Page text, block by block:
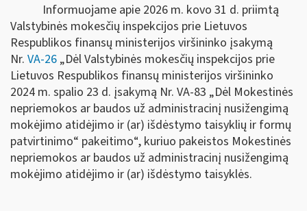
Informuojame apie 2026 m. kovo 31 d. priimtą
Valstybinės mokesčių inspekcijos prie Lietuvos
Respublikos finansų ministerijos viršininko įsakymą
Nr. VA-26 „Dėl Valstybinės mokesčių inspekcijos prie
Lietuvos Respublikos finansų ministerijos viršininko
2024 m. spalio 23 d. įsakymą Nr. VA-83 „Dėl Mokestinės
nepriemokos ar baudos už administracinį nusižengimą
mokėjimo atidėjimo ir (ar) išdėstymo taisyklių ir formų
patvirtinimo“ pakeitimo“, kuriuo pakeistos Mokestinės
nepriemokos ar baudos už administracinį nusižengimą
mokėjimo atidėjimo ir (ar) išdėstymo taisyklės.